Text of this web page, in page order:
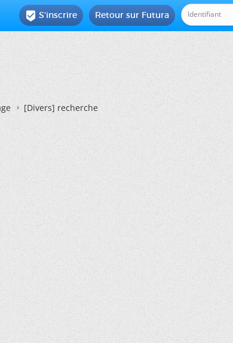
Retour sur Futura
 S'inscrire
[Divers]recherche